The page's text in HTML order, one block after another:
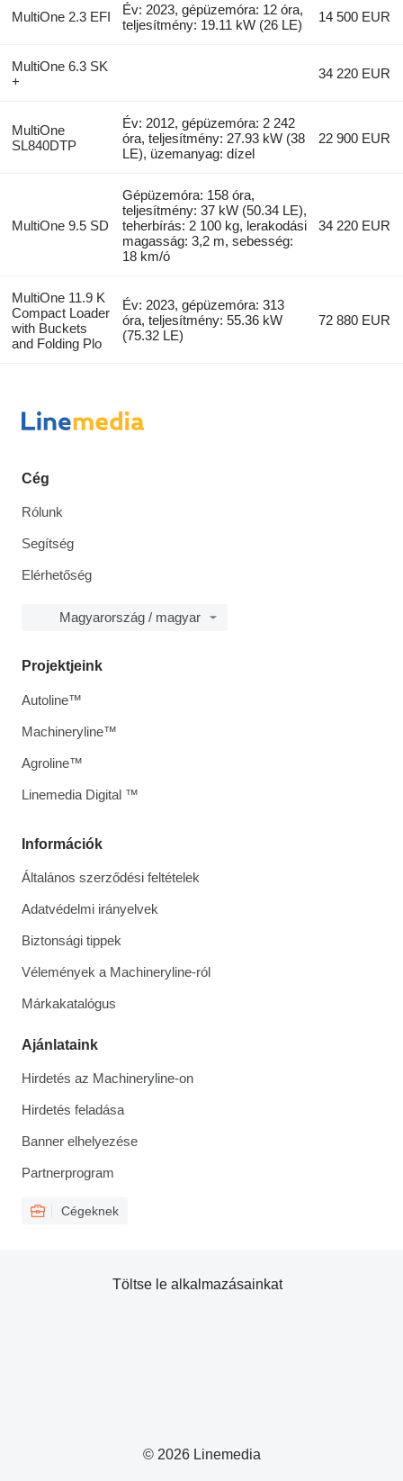
MultiOne 2.3 EFI
Év: 2023, gépüzemóra: 12 óra,
teljesítmény: 19.11 kW (26 LE)
14 500 EUR
MultiOne 6.3 SK
+
34 220 EUR
MultiOne
SL840DTP
Év: 2012, gépüzemóra: 2 242
óra, teljesítmény: 27.93 kW (38
LE), üzemanyag: dízel
22 900 EUR
MultiOne 9.5 SD
Gépüzemóra: 158 óra,
teljesítmény: 37 kW (50.34 LE),
teherbírás: 2 100 kg, lerakodási
magasság: 3,2 m, sebesség:
18 km/ó
34 220 EUR
MultiOne 11.9 K
Compact Loader
with Buckets
and Folding Plo
Év: 2023, gépüzemóra: 313
óra, teljesítmény: 55.36 kW
(75.32 LE)
72 880 EUR
Cég
Rólunk
Segítség
Elérhetőség
Magyarország / magyar
Információk
Általános szerződési feltételek
Adatvédelmi irányelvek
Biztonsági tippek
Vélemények a Machineryline-ról
Márkakatalógus
Ajánlataink
Hirdetés az Machineryline-on
Hirdetés feladása
Banner elhelyezése
Partnerprogram
Cégeknek
Projektjeink
Autoline™
Machineryline™
Agroline™
Linemedia Digital ™
© 2026 Linemedia
Töltse le alkalmazásainkat